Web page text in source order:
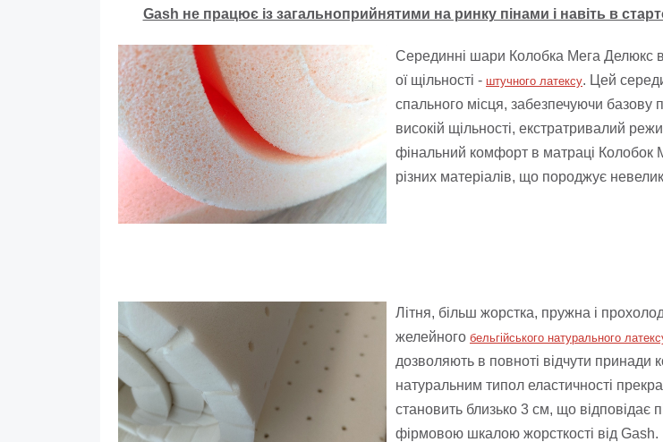
Gash не працює із загальноприйнятими на ринку пінами і навіть в
Серединні шари Колобка Мега Делюкс
ої щільності - штучного латексу. Цей
спального місця, забезпечуючи базову
високій щільності, екстратривалий
фінальний комфорт в матраці Колобок
різних матеріалів, що породжує
Літня, більш жорстка, пружна і
желейного бельгійського натурального
дозволяють в повноті відчути принади
натуральним типол еластичності
становить близько 3 см, що відповідає
фірмовою шкалою жорсткості від Gash.